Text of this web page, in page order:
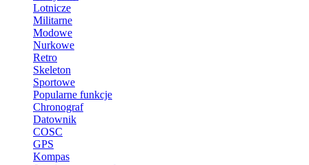
Lotnicze
Militarne
Modowe
Nurkowe
Retro
Skeleton
Sportowe
Popularne funkcje
Chronograf
Datownik
COSC
GPS
Kompas